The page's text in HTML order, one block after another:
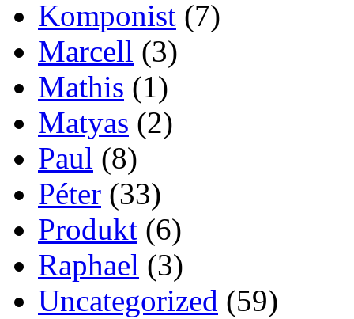
Komponist (7)
Marcell (3)
Mathis (1)
Matyas (2)
Paul (8)
Péter (33)
Produkt (6)
Raphael (3)
Uncategorized (59)